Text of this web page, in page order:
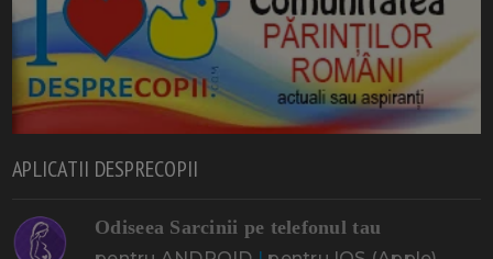
APLICATII DESPRECOPII
Odiseea Sarcinii pe telefonul tau